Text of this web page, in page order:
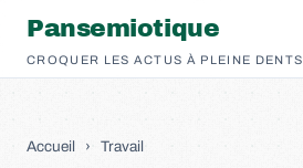
Pansemiotique
CROQUER LES ACTUS À PLEINE DENTS
Accueil › Travail